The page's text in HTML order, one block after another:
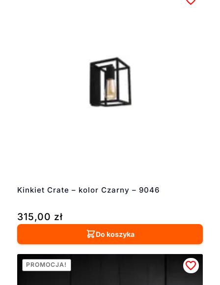
Kinkiet Crate – kolor Czarny – 9046
315,00 zł
Do koszyka
PROMOCJA!